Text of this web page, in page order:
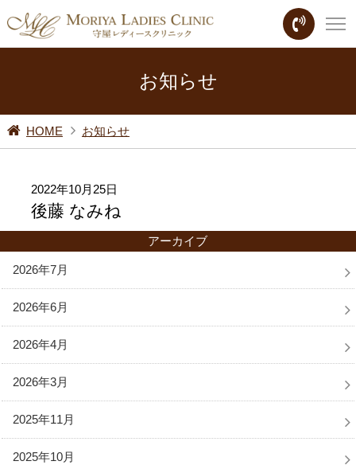
お知らせ
HOME お知らせ
2022年10月25日
後藤 なみね
アーカイブ
2026年7月
2026年6月
2026年4月
2026年3月
2025年11月
2025年10月